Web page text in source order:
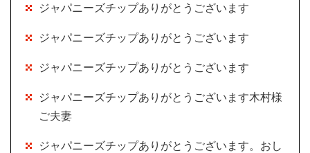
ジャパニーズチップありがとうございます
ジャパニーズチップありがとうございます
ジャパニーズチップありがとうございます
ジャパニーズチップありがとうございます木村様
ご夫妻
ジャパニーズチップありがとうございます。おし